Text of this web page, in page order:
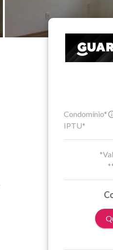
Condomínio*
IPTU*